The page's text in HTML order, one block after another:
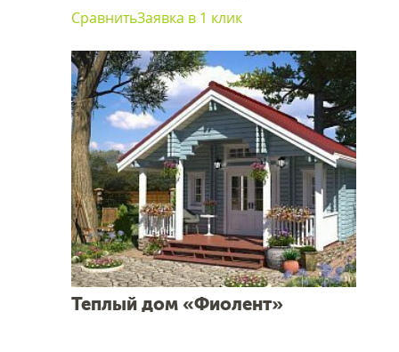
СравнитьЗаявка в 1 клик
Теплый дом «Фиолент»